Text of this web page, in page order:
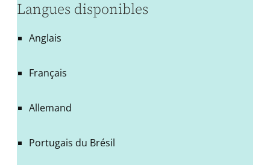
Langues disponibles
Anglais
Français
Allemand
Portugais du Brésil